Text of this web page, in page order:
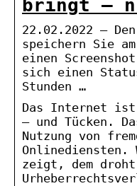
bringt –
22.02.2022 —
speichern Sie
einen
sich einen
Stunden …
Das Internet
– und Tücken.
Nutzung von
Onlinediensten.
zeigt, dem droht